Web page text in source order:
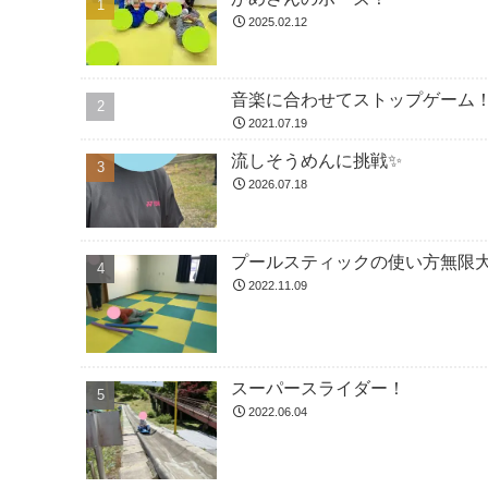
2025.02.12
音楽に合わせてストップゲーム
2021.07.19
流しそうめんに挑戦✨
2026.07.18
プールスティックの使い方無限
2022.11.09
スーパースライダー！
2022.06.04